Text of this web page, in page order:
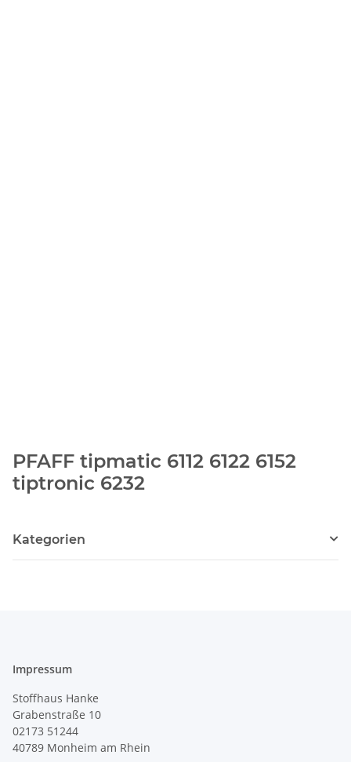
PFAFF tipmatic 6112 6122 6152
tiptronic 6232
Kategorien
Impressum
Stoffhaus Hanke
Grabenstraße 10
02173 51244
40789 Monheim am Rhein